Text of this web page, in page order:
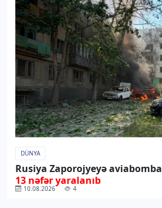
DÜNYA
Rusiya Zaporojyeyə
13 nəfər yaralanıb
10.08.2026 4